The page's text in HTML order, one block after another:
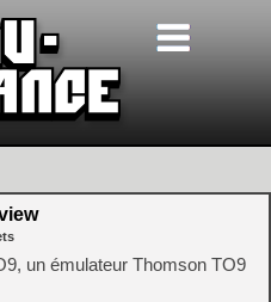
un émulateur Thomson TO9